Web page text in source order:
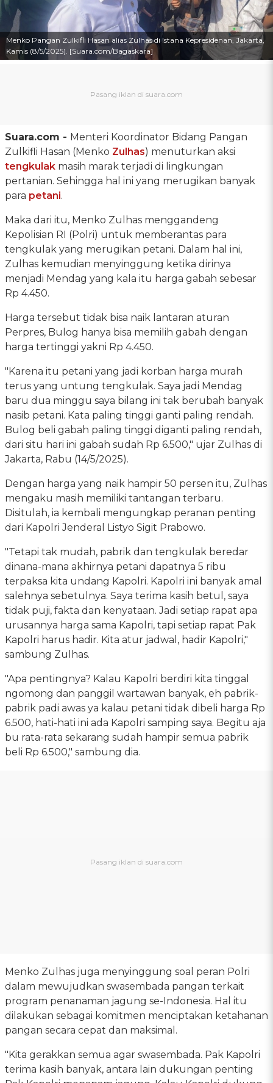
Menko Pangan Zulkifli Hasan alias Zulhas di Istana Kepresidenan, Jakarta,
Kamis (8/5/2025). [Suara.com/Bagaskara]
Suara.com - Menteri Koordinator Bidang Pangan
Zulkifli Hasan (Menko Zulhas) menuturkan aksi
tengkulak masih marak terjadi di lingkungan
pertanian. Sehingga hal ini yang merugikan banyak
para petani.
Maka dari itu, Menko Zulhas menggandeng
Kepolisian RI (Polri) untuk memberantas para
tengkulak yang merugikan petani. Dalam hal ini,
Zulhas kemudian menyinggung ketika dirinya
menjadi Mendag yang kala itu harga gabah sebesar
Rp 4.450.
Harga tersebut tidak bisa naik lantaran aturan
Perpres, Bulog hanya bisa memilih gabah dengan
harga tertinggi yakni Rp 4.450.
"Karena itu petani yang jadi korban harga murah
terus yang untung tengkulak. Saya jadi Mendag
baru dua minggu saya bilang ini tak berubah banyak
nasib petani. Kata paling tinggi ganti paling rendah.
Bulog beli gabah paling tinggi diganti paling rendah,
dari situ hari ini gabah sudah Rp 6.500," ujar Zulhas di
Jakarta, Rabu (14/5/2025).
Dengan harga yang naik hampir 50 persen itu, Zulhas
mengaku masih memiliki tantangan terbaru.
Disitulah, ia kembali mengungkap peranan penting
dari Kapolri Jenderal Listyo Sigit Prabowo.
"Tetapi tak mudah, pabrik dan tengkulak beredar
dinana-mana akhirnya petani dapatnya 5 ribu
terpaksa kita undang Kapolri. Kapolri ini banyak amal
salehnya sebetulnya. Saya terima kasih betul, saya
tidak puji, fakta dan kenyataan. Jadi setiap rapat apa
urusannya harga sama Kapolri, tapi setiap rapat Pak
Kapolri harus hadir. Kita atur jadwal, hadir Kapolri,"
sambung Zulhas.
"Apa pentingnya? Kalau Kapolri berdiri kita tinggal
ngomong dan panggil wartawan banyak, eh pabrik-
pabrik padi awas ya kalau petani tidak dibeli harga Rp
6.500, hati-hati ini ada Kapolri samping saya. Begitu aja
bu rata-rata sekarang sudah hampir semua pabrik
beli Rp 6.500," sambung dia.
Menko Zulhas juga menyinggung soal peran Polri
dalam mewujudkan swasembada pangan terkait
program penanaman jagung se-Indonesia. Hal itu
dilakukan sebagai komitmen menciptakan ketahanan
pangan secara cepat dan maksimal.
"Kita gerakkan semua agar swasembada. Pak Kapolri
terima kasih banyak, antara lain dukungan penting